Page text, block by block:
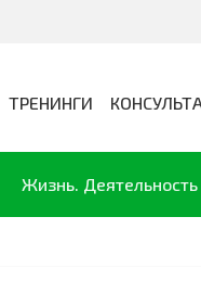
ТРЕНИНГИ
Жизнь. Деятельность